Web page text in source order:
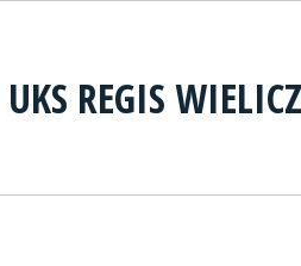
UKS REGIS